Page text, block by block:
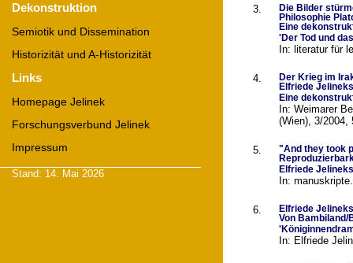
Dekonstruktion
Semiotik und Dissemination
Historizität und A-Historizität
Links
Homepage Jelinek
Forschungsverbund Jelinek
Impressum
Stand: 14. Mai 2026
3.
Die Bilder
Philosophie
Eine
'Der Tod und
In: literatur für
4.
Der Krieg im
Elfriede
Eine
In: Weimarer
(Wien), 3/2004,
5.
"And they took
Elfriede
In:
6.
Elfriede
Von Bambiland/
In: Elfriede